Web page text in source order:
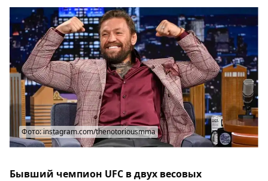
Фото: instagram.com/thenotoriousmma
Бывший чемпион UFC в двух весовых